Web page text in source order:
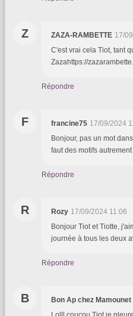
Z ZAZA-RAMBETTE 17/
C'est vrai cela Tiot, tant
Zazahttps://
Répondre
F francine75 17/09/2024
Bonjour, pas un mot
faut des motifs
Répondre
R Rozy 17/09/2024 11:06
Bonjour Tiot et Tiotte,
journée à tous les deux
Répondre
B Bon Ap chez Mamounet